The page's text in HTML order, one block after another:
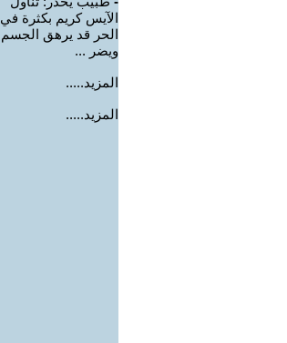
الآيس كريم بكثرة في
الحر قد يرهق الجسم
ويضر ...
المزيد.....
المزيد.....